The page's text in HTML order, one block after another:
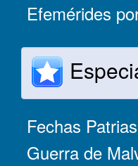
Efemérides
Fechas Patrias
Guerra de